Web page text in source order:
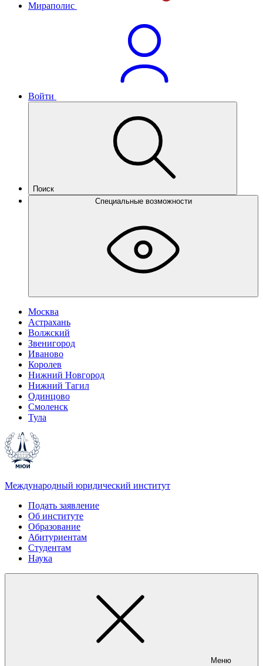
Мираполис
Войти
Поиск
Специальные возможности
Москва
Астрахань
Волжский
Звенигород
Иваново
Королев
Нижний Новгород
Нижний Тагил
Одинцово
Смоленск
Тула
Международный юридический институт
Подать заявление
Об институте
Образование
Абитуриентам
Студентам
Наука
Меню